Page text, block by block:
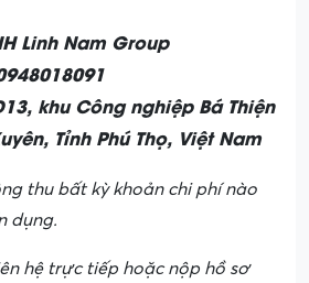
Linh Nam Group
khu Công nghiệp Bá Thiện
Tỉnh Phú Thọ, Việt Nam
thu bất kỳ khoản chi phí nào
dụng.
hệ trực tiếp hoặc nộp hồ sơ